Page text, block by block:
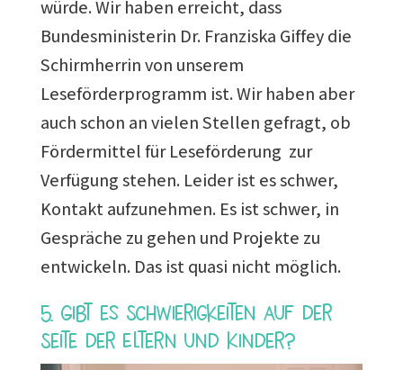
würde. Wir haben erreicht, dass
Bundesministerin Dr. Franziska Giffey die
Schirmherrin von unserem
Leseförderprogramm ist. Wir haben aber
auch schon an vielen Stellen gefragt, ob
Fördermittel für Leseförderung zur
Verfügung stehen. Leider ist es schwer,
Kontakt aufzunehmen. Es ist schwer, in
Gespräche zu gehen und Projekte zu
entwickeln. Das ist quasi nicht möglich.
5. Gibt es Schwierigkeiten auf der
Seite der Eltern und Kinder?